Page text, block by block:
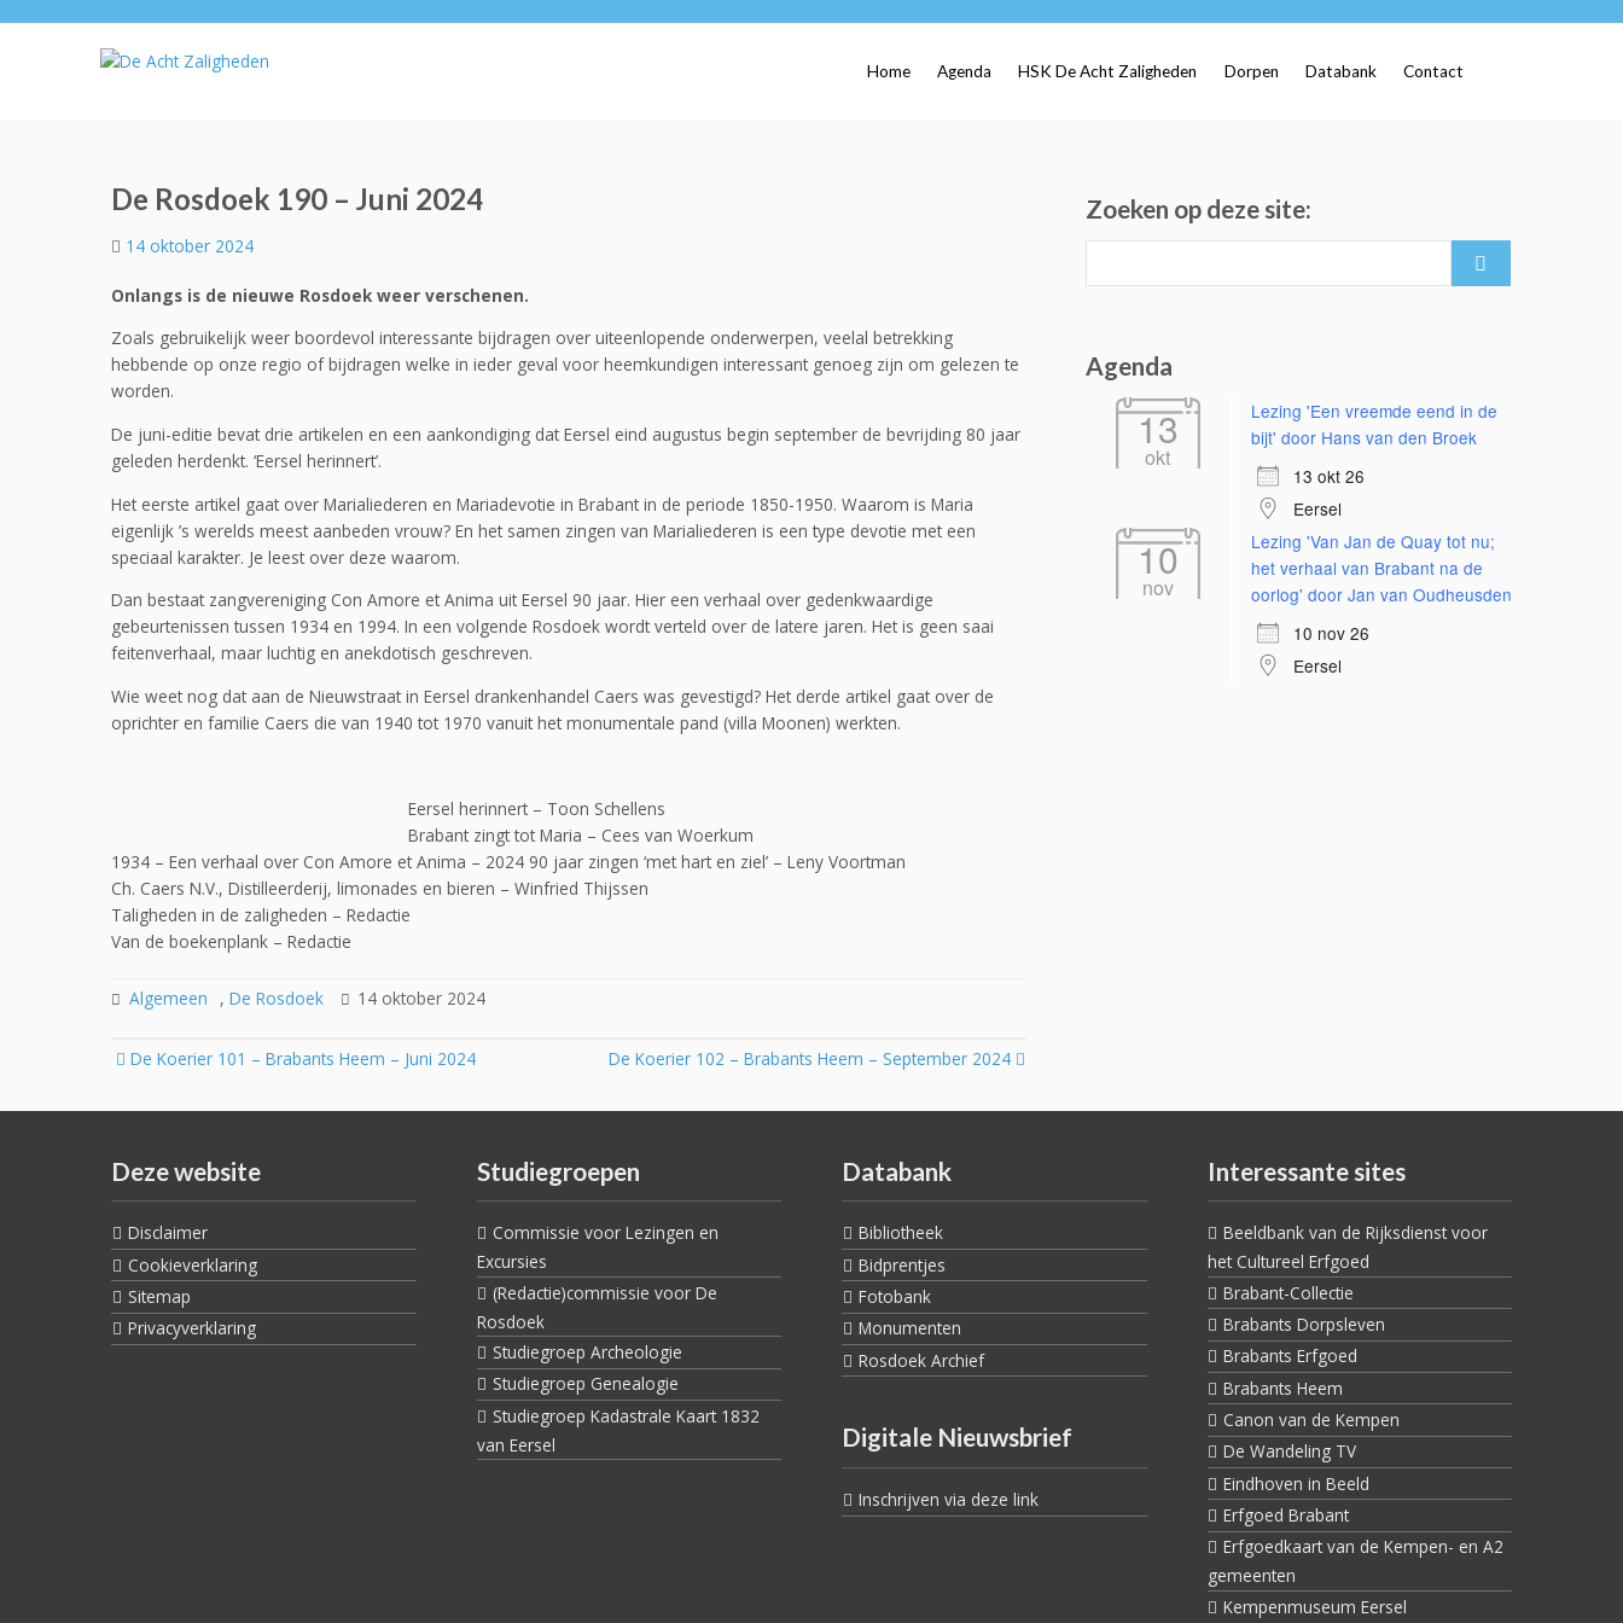
Home Agenda HSK De Acht Zaligheden Dorpen Databank Contact
De Rosdoek 190 – Juni 2024
14 oktober 2024
Onlangs is de nieuwe Rosdoek weer verschenen.
Zoals gebruikelijk weer boordevol interessante bijdragen over uiteenlopende onderwerpen, veelal betrekking
hebbende op onze regio of bijdragen welke in ieder geval voor heemkundigen interessant genoeg zijn om gelezen te
worden.
De juni-editie bevat drie artikelen en een aankondiging dat Eersel eind augustus begin september de bevrijding 80 jaar
geleden herdenkt. ‘Eersel herinnert’.
Het eerste artikel gaat over Marialiederen en Mariadevotie in Brabant in de periode 1850-1950. Waarom is Maria
eigenlijk ’s werelds meest aanbeden vrouw? En het samen zingen van Marialiederen is een type devotie met een
speciaal karakter. Je leest over deze waarom.
Dan bestaat zangvereniging Con Amore et Anima uit Eersel 90 jaar. Hier een verhaal over gedenkwaardige
gebeurtenissen tussen 1934 en 1994. In een volgende Rosdoek wordt verteld over de latere jaren. Het is geen saai
feitenverhaal, maar luchtig en anekdotisch geschreven.
Wie weet nog dat aan de Nieuwstraat in Eersel drankenhandel Caers was gevestigd? Het derde artikel gaat over de
oprichter en familie Caers die van 1940 tot 1970 vanuit het monumentale pand (villa Moonen) werkten.
Eersel herinnert – Toon Schellens
Brabant zingt tot Maria – Cees van Woerkum
1934 – Een verhaal over Con Amore et Anima – 2024 90 jaar zingen ‘met hart en ziel’ – Leny Voortman
Ch. Caers N.V., Distilleerderij, limonades en bieren – Winfried Thijssen
Taligheden in de zaligheden – Redactie
Van de boekenplank – Redactie
Algemeen , De Rosdoek 14 oktober 2024
Post
De Koerier 101 – Brabants Heem – Juni 2024 De Koerier 102 – Brabants Heem – September 2024
Zoeken op deze site:
Agenda
13
okt
Lezing 'Een vreemde eend in de
bijt' door Hans van den Broek
13 okt 26
Eersel
10
nov
Lezing 'Van Jan de Quay tot nu;
het verhaal van Brabant na de
oorlog' door Jan van Oudheusden
10 nov 26
Eersel
Deze website
Disclaimer
Cookieverklaring
Sitemap
Privacyverklaring
Studiegroepen
Commissie voor Lezingen en
Excursies
(Redactie)commissie voor De
Rosdoek
Studiegroep Archeologie
Studiegroep Genealogie
Studiegroep Kadastrale Kaart 1832
van Eersel
Databank
Bibliotheek
Bidprentjes
Fotobank
Monumenten
Rosdoek Archief
Digitale Nieuwsbrief
Inschrijven via deze link
Interessante sites
Beeldbank van de Rijksdienst voor
het Cultureel Erfgoed
Brabant-Collectie
Brabants Dorpsleven
Brabants Erfgoed
Brabants Heem
Canon van de Kempen
De Wandeling TV
Eindhoven in Beeld
Erfgoed Brabant
Erfgoedkaart van de Kempen- en A2
gemeenten
Kempenmuseum Eersel